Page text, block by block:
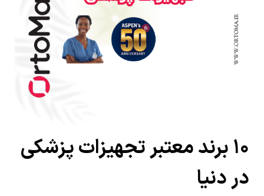
۱۰ برند معتبر تجهیزات پزشکی
در دنیا